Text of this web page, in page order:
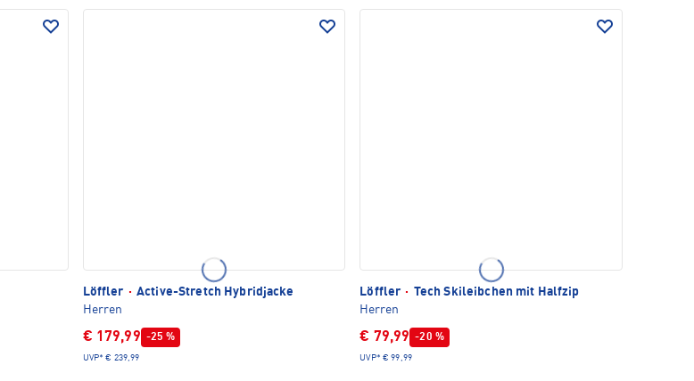
Löffler · Active-Stretch Hybridjacke
Herren
€ 179,99 -25 %
UVP* € 239,99
Löffler · Tech Skileibchen mit Halfzip
Herren
€ 79,99 -20 %
UVP* € 99,99